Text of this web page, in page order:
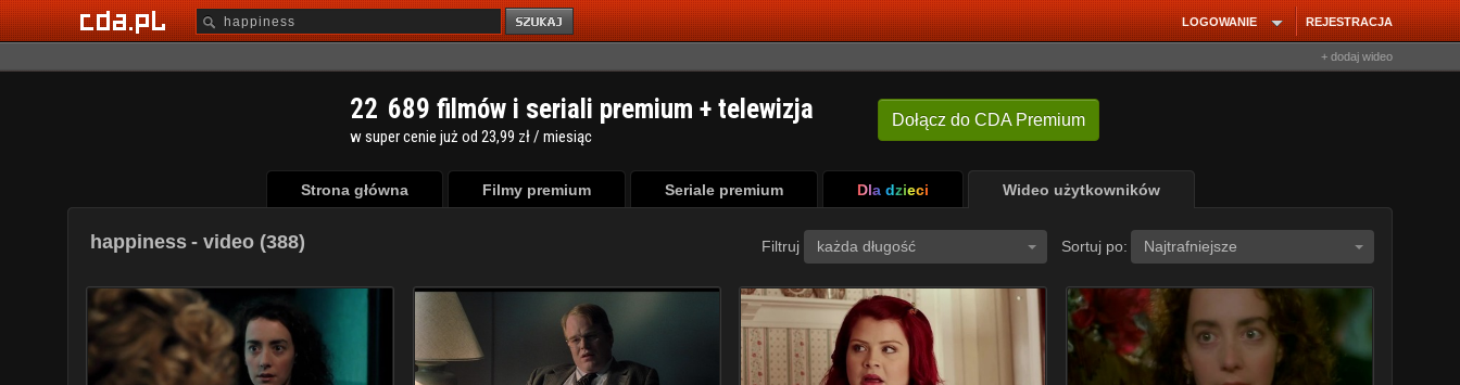
REJESTRACJA
LOGOWANIE
+ dodaj wideo
Dołącz do CDA Premium
22 689 filmów i seriali premium + telewizja
w super cenie już od 23,99 zł / miesiąc
Strona główna Filmy premium Seriale premium Dla dzieci Wideo użytkowników
happiness - video (388) Filtruj każda długość Sortuj po: Najtrafniejsze